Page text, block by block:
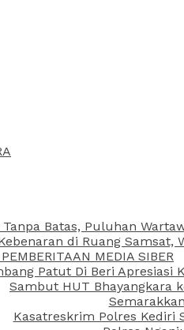
Batas, Puluhan
di Ruang Samsat,
MEDIA SIBER
Patut Di Beri Apresiasi
Sambut HUT Bhayangkara
Kasatreskrim Polres Kediri